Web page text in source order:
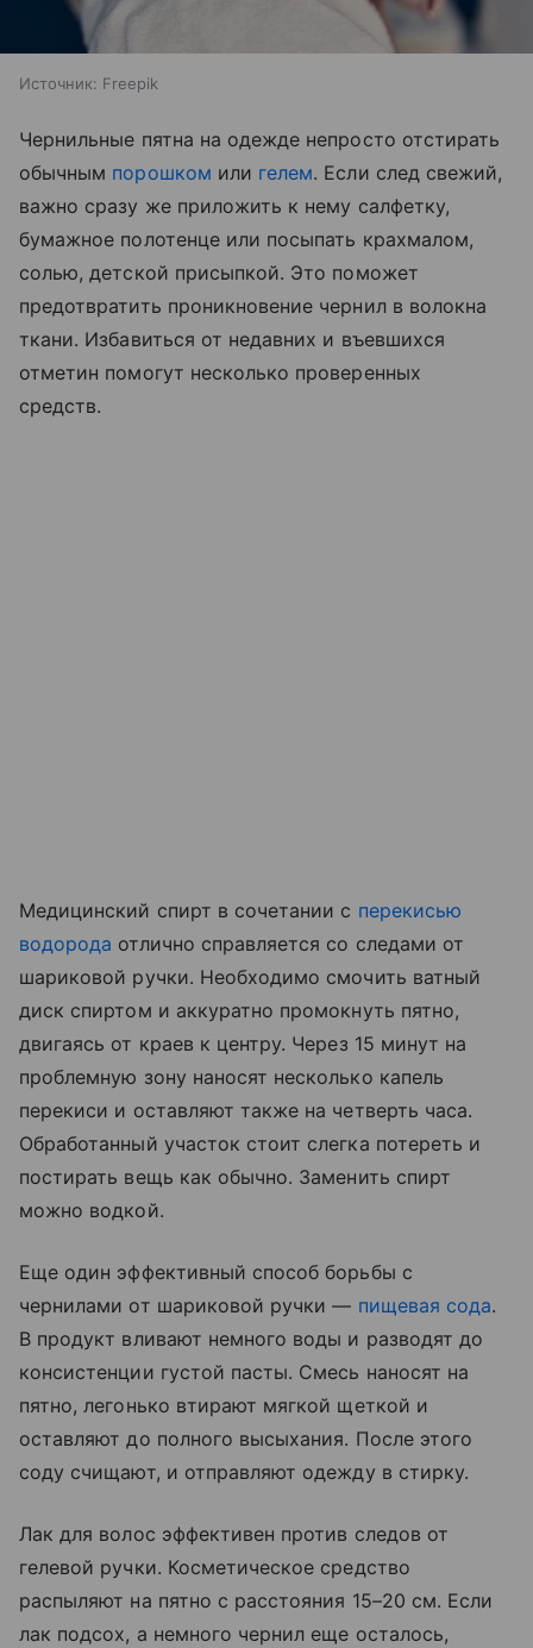
Источник: Freepik
Чернильные пятна на одежде непросто отстирать
обычным порошком или гелем. Если след свежий,
важно сразу же приложить к нему салфетку,
бумажное полотенце или посыпать крахмалом,
солью, детской присыпкой. Это поможет
предотвратить проникновение чернил в волокна
ткани. Избавиться от недавних и въевшихся
отметин помогут несколько проверенных
средств.
Медицинский спирт в сочетании с перекисью
водорода отлично справляется со следами от
шариковой ручки. Необходимо смочить ватный
диск спиртом и аккуратно промокнуть пятно,
двигаясь от краев к центру. Через 15 минут на
проблемную зону наносят несколько капель
перекиси и оставляют также на четверть часа.
Обработанный участок стоит слегка потереть и
постирать вещь как обычно. Заменить спирт
можно водкой.
Еще один эффективный способ борьбы с
чернилами от шариковой ручки — пищевая сода.
В продукт вливают немного воды и разводят до
консистенции густой пасты. Смесь наносят на
пятно, легонько втирают мягкой щеткой и
оставляют до полного высыхания. После этого
соду счищают, и отправляют одежду в стирку.
Лак для волос эффективен против следов от
гелевой ручки. Косметическое средство
распыляют на пятно с расстояния 15–20 см. Если
лак подсох, а немного чернил еще осталось,